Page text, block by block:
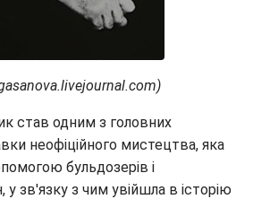
став одним з головних
неофіційного мистецтва, яка
бульдозерів і
зв'язку з чим увійшла в історію